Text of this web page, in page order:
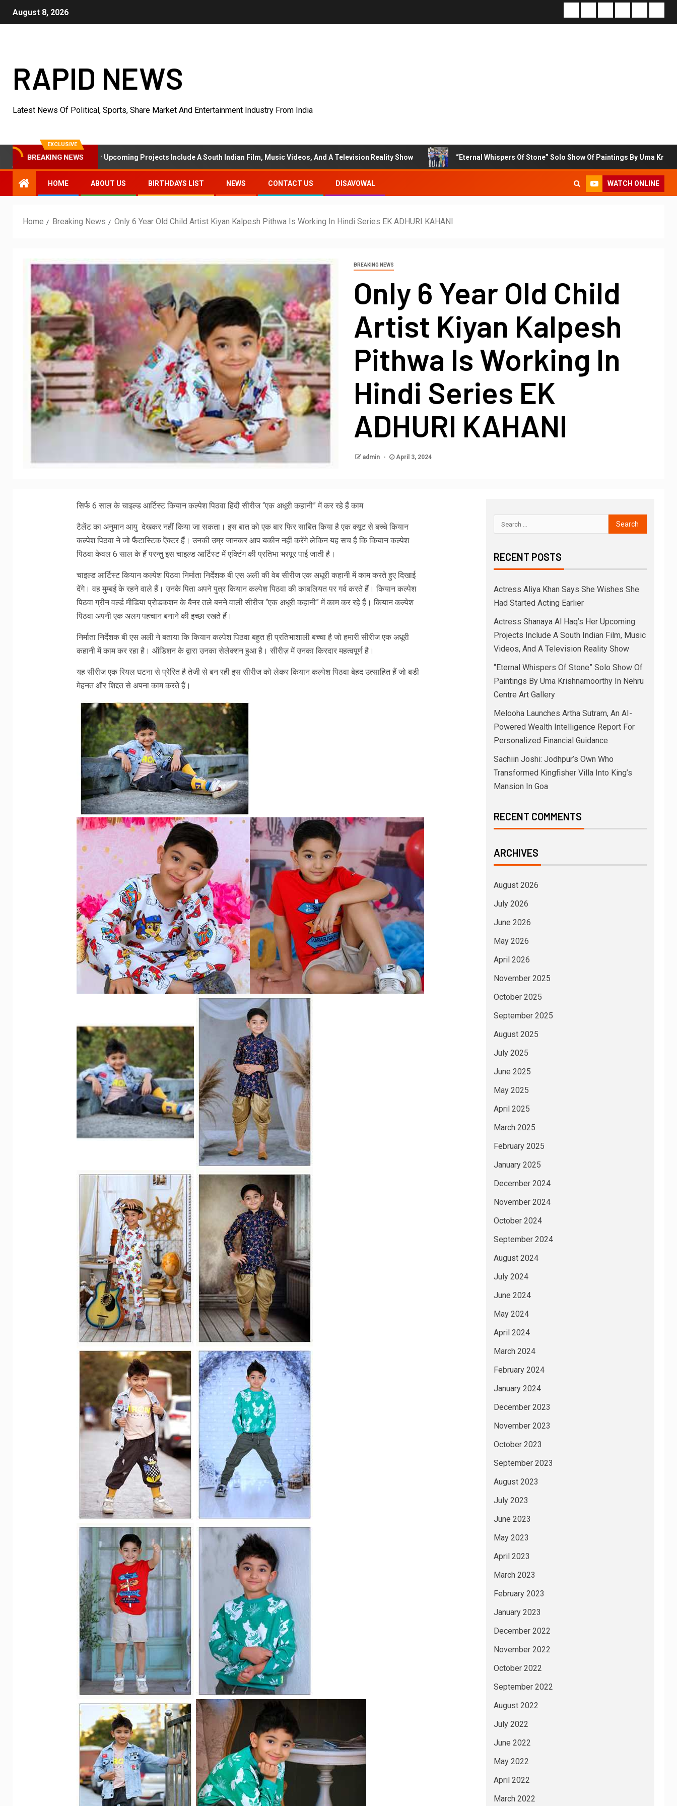
August 8, 2026
RAPID NEWS
Latest News Of Political, Sports, Share Market And Entertainment Industry From India
EXCLUSIVE
BREAKING NEWS
Al Haq’s Her Upcoming Projects Include A South Indian Film, Music Videos, And A Television Reality Show “Eternal Whispers Of Stone” Solo Show Of Paintings By Uma Krishnamoorthy In
HOME ABOUT US BIRTHDAYS LIST NEWS CONTACT US DISAVOWAL WATCH ONLINE
Home Breaking News Only 6 Year Old Child Artist Kiyan Kalpesh Pithwa Is Working In Hindi Series EK ADHURI KAHANI
BREAKING NEWS
Only 6 Year Old Child
Artist Kiyan Kalpesh
Pithwa Is Working In
Hindi Series EK
ADHURI KAHANI
admin April 3, 2024
सिर्फ 6 साल के चाइल्ड आर्टिस्ट कियान कल्पेश पिठवा हिंदी सीरीज “एक अधूरी कहानी” में कर रहे हैं काम
टैलेंट का अनुमान आयु देखकर नहीं किया जा सकता। इस बात को एक बार फिर साबित किया है एक क्यूट से बच्चे कियान
कल्पेश पिठवा ने जो फैंटास्टिक ऎक्टर हैं। उनकी उम्र जानकर आप यकीन नहीं करेंगे लेकिन यह सच है कि कियान कल्पेश
पिठवा केवल 6 साल के हैं परन्तु इस चाइल्ड आर्टिस्ट में एक्टिंग की प्रतिभा भरपूर पाई जाती है।
चाइल्ड आर्टिस्ट कियान कल्पेश पिठवा निर्माता निर्देशक बी एस अली की वेब सीरीज एक अधूरी कहानी में काम करते हुए दिखाई
देंगे। वह मुम्बई के रहने वाले हैं। उनके पिता अपने पुत्र कियान कल्पेश पिठवा की काबलियत पर गर्व करते हैं। कियान कल्पेश
पिठवा ग्रीन वर्ल्ड मीडिया प्रोडकशन के बैनर तले बनने वाली सीरीज “एक अधूरी कहानी” में काम कर रहे हैं। कियान कल्पेश
पिठवा अपनी एक अलग पहचान बनाने की इच्छा रखते हैं।
निर्माता निर्देशक बी एस अली ने बताया कि कियान कल्पेश पिठवा बहुत ही प्रतिभाशाली बच्चा है जो हमारी सीरीज एक अधूरी
कहानी में काम कर रहा है। ऑडिशन के द्वारा उनका सेलेक्शन हुआ है। सीरीज़ में उनका किरदार महत्वपूर्ण है।
यह सीरीज एक रियल घटना से प्रेरित है तेजी से बन रही इस सीरीज को लेकर कियान कल्पेश पिठवा बेहद उत्साहित हैं जो बडी
मेहनत और शिद्दत से अपना काम करते हैं।
RECENT POSTS
Actress Aliya Khan Says She Wishes She
Had Started Acting Earlier
Actress Shanaya Al Haq’s Her Upcoming
Projects Include A South Indian Film, Music
Videos, And A Television Reality Show
“Eternal Whispers Of Stone” Solo Show Of
Paintings By Uma Krishnamoorthy In Nehru
Centre Art Gallery
Melooha Launches Artha Sutram, An AI-
Powered Wealth Intelligence Report For
Personalized Financial Guidance
Sachiin Joshi: Jodhpur’s Own Who
Transformed Kingfisher Villa Into King’s
Mansion In Goa
RECENT COMMENTS
ARCHIVES
August 2026
July 2026
June 2026
May 2026
April 2026
November 2025
October 2025
September 2025
August 2025
July 2025
June 2025
May 2025
April 2025
March 2025
February 2025
January 2025
December 2024
November 2024
October 2024
September 2024
August 2024
July 2024
June 2024
May 2024
April 2024
March 2024
February 2024
January 2024
December 2023
November 2023
October 2023
September 2023
August 2023
July 2023
June 2023
May 2023
April 2023
March 2023
February 2023
January 2023
December 2022
November 2022
October 2022
September 2022
August 2022
July 2022
June 2022
May 2022
April 2022
March 2022